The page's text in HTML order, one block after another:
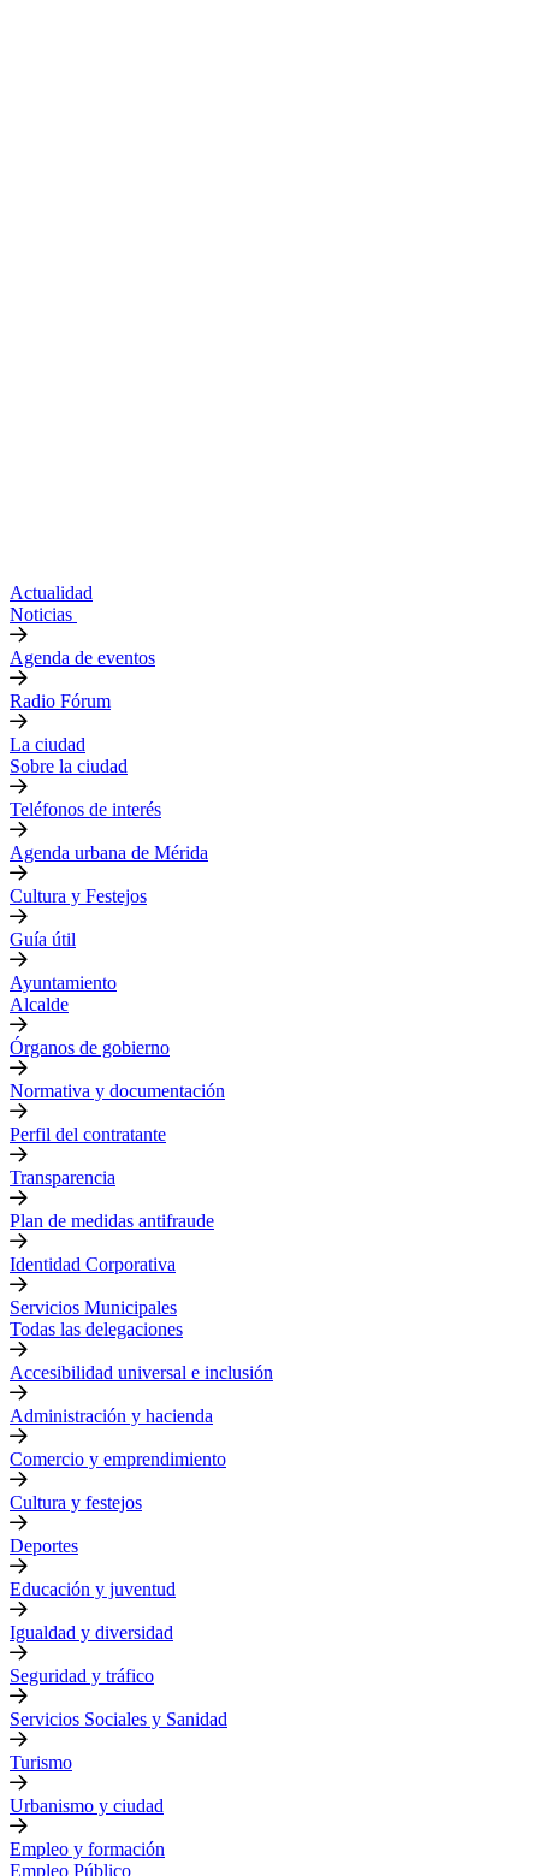
Actualidad
Noticias
Agenda de eventos
Radio Fórum
La ciudad
Sobre la ciudad
Teléfonos de interés
Agenda urbana de Mérida
Cultura y Festejos
Guía útil
Ayuntamiento
Alcalde
Órganos de gobierno
Normativa y documentación
Perfil del contratante
Transparencia
Plan de medidas antifraude
Identidad Corporativa
Servicios Municipales
Todas las delegaciones
Accesibilidad universal e inclusión
Administración y hacienda
Comercio y emprendimiento
Cultura y festejos
Deportes
Educación y juventud
Igualdad y diversidad
Seguridad y tráfico
Servicios Sociales y Sanidad
Turismo
Urbanismo y ciudad
Empleo y formación
Empleo Público